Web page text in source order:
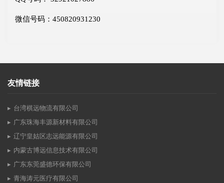
微信号码：450820931230
友情链接
台湾棋远物流有限公司
广东珠海丰源新材料有限公司
辽宁皇姑区志远能源有限公司
内蒙古博远信息技术有限公司
广东东莞盛德环保有限公司
青海涛元医疗有限公司